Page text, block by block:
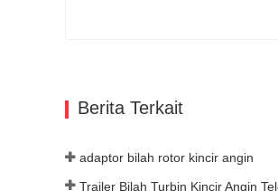
Berita Terkait
adaptor bilah rotor kincir angin